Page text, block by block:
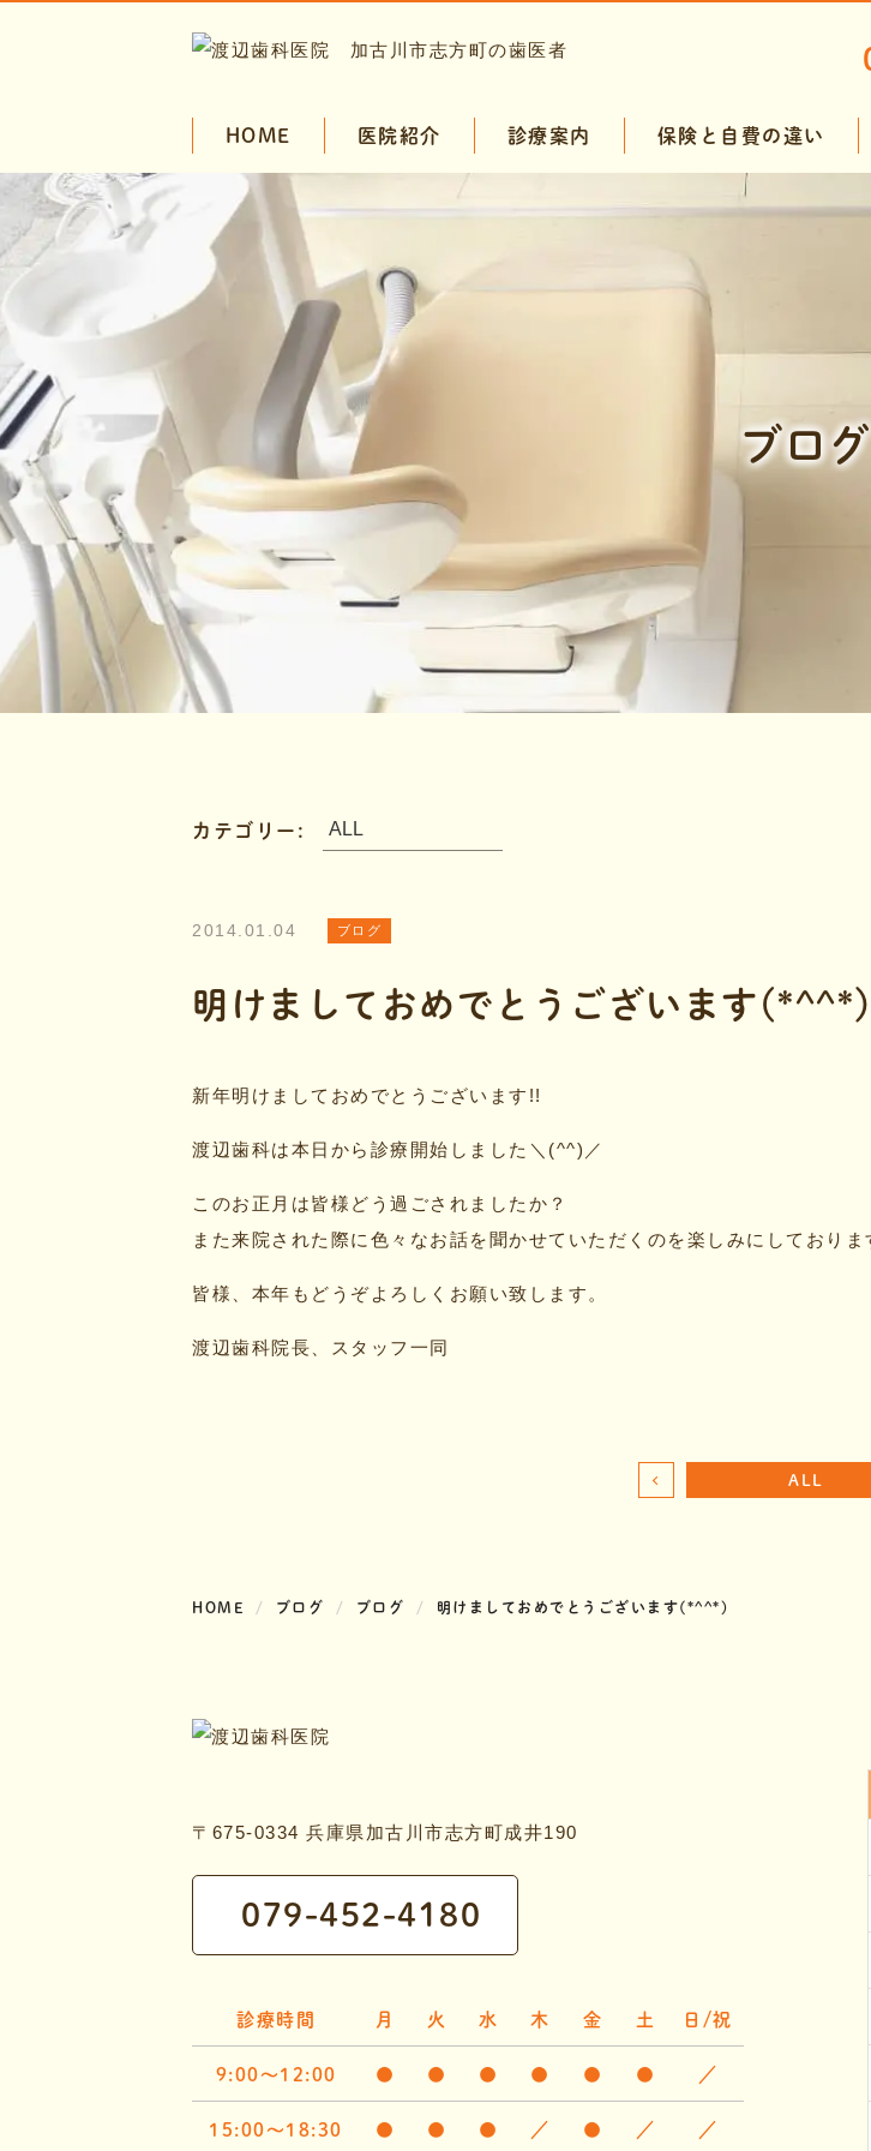
HOME 医院紹介
コンセプト
院長・スタッフ紹介
診療案内
予防・メインテナンス
保険と自費の違い
ブログ
カテゴリー:
2014.01.04 ブログ
明けましておめでとうございます(*^^*)
新年明けましておめでとうございます!!
渡辺歯科は本日から診療開始しました＼(^^)／
このお正月は皆様どう過ごされましたか？
また来院された際に色々なお話を聞かせていただくのを楽しみにしており
皆様、本年もどうぞよろしくお願い致します。
渡辺歯科院長、スタッフ一同
ALL
HOME ブログ ブログ 明けましておめでとうございます(*^^*)
〒675-0334 兵庫県加古川市志方町成井190
079-452-4180
診療時間 月 火 水 木 金 土 日/祝
9:00～12:00 ● ● ● ● ● ● ／
15:00～18:30 ● ● ● ／ ● ／ ／